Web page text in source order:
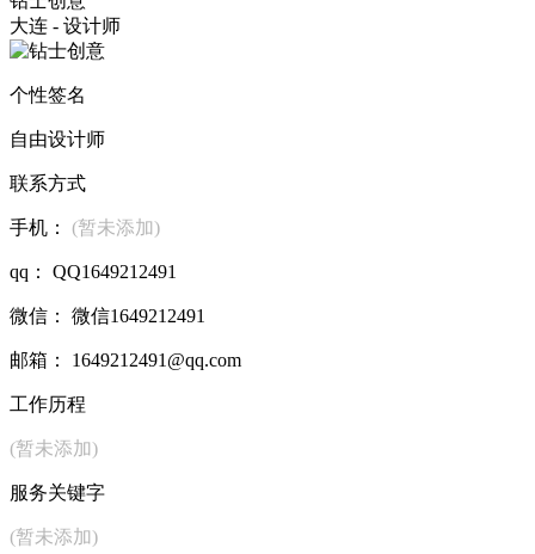
大连 - 设计师
个性签名
自由设计师
联系方式
手机： (暂未添加)
qq： QQ1649212491
微信： 微信1649212491
邮箱： 1649212491@qq.com
工作历程
(暂未添加)
服务关键字
(暂未添加)